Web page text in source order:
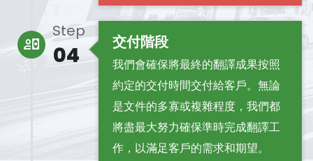
交付階段
我們會確保將最終的翻譯成果按照
約定的交付時間交付給客戶。無論
是文件的多寡或複雜程度，我們都
將盡最大努力確保準時完成翻譯工
作，以滿足客戶的需求和期望。
Step
04